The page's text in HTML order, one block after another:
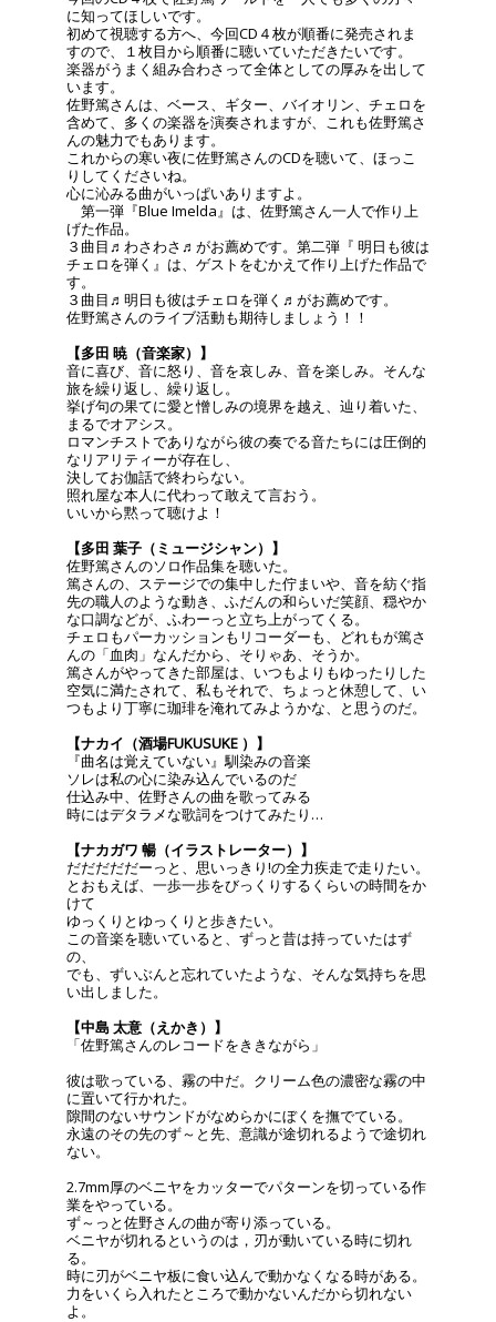
に知ってほしいです。
初めて視聴する方へ、今回CD４枚が順番に発売されま
すので、１枚目から順番に聴いていただきたいです。
楽器がうまく組み合わさって全体としての厚みを出して
います。
佐野篤さんは、ベース、ギター、バイオリン、チェロを
含めて、多くの楽器を演奏されますが、これも佐野篤さ
んの魅力でもあります。
これからの寒い夜に佐野篤さんのCDを聴いて、ほっこ
りしてくださいね。
心に沁みる曲がいっぱいありますよ。
第一弾『Blue Imelda』は、佐野篤さん一人で作り上
げた作品。
３曲目♬わさわさ♬がお薦めです。第二弾『 明日も彼は
チェロを弾く』は、ゲストをむかえて作り上げた作品で
す。
３曲目♬明日も彼はチェロを弾く♬がお薦めです。
佐野篤さんのライブ活動も期待しましょう！！
【多田 暁（音楽家）】
音に喜び、音に怒り、音を哀しみ、音を楽しみ。そんな
旅を繰り返し、繰り返し。
挙げ句の果てに愛と憎しみの境界を越え、辿り着いた、
まるでオアシス。
ロマンチストでありながら彼の奏でる音たちには圧倒的
なリアリティーが存在し、
決してお伽話で終わらない。
照れ屋な本人に代わって敢えて言おう。
いいから黙って聴けよ！
【多田 葉子（ミュージシャン）】
佐野篤さんのソロ作品集を聴いた。
篤さんの、ステージでの集中した佇まいや、音を紡ぐ指
先の職人のような動き、ふだんの和らいだ笑顔、穏やか
な口調などが、ふわーっと立ち上がってくる。
チェロもパーカッションもリコーダーも、どれもが篤さ
んの「血肉」なんだから、そりゃあ、そうか。
篤さんがやってきた部屋は、いつもよりもゆったりした
空気に満たされて、私もそれで、ちょっと休憩して、い
つもより丁寧に珈琲を淹れてみようかな、と思うのだ。
【ナカイ（酒場FUKUSUKE ）】
『曲名は覚えていない』馴染みの音楽
ソレは私の心に染み込んでいるのだ
仕込み中、佐野さんの曲を歌ってみる
時にはデタラメな歌詞をつけてみたり…
【ナカガワ 暢（イラストレーター）】
だだだだだーっと、思いっきり!の全力疾走で走りたい。
とおもえば、一歩一歩をびっくりするくらいの時間をか
けて
ゆっくりとゆっくりと歩きたい。
この音楽を聴いていると、ずっと昔は持っていたはず
の、
でも、ずいぶんと忘れていたような、そんな気持ちを思
い出しました。
【中島 太意（えかき）】
「佐野篤さんのレコードをききながら」
彼は歌っている、霧の中だ。クリーム色の濃密な霧の中
に置いて行かれた。
隙間のないサウンドがなめらかにぼくを撫でている。
永遠のその先のず～と先、意識が途切れるようで途切れ
ない。
2.7mm厚のベニヤをカッターでパターンを切っている作
業をやっている。
ず～っと佐野さんの曲が寄り添っている。
ベニヤが切れるというのは，刃が動いている時に切れ
る。
時に刃がベニヤ板に食い込んで動かなくなる時がある。
力をいくら入れたところで動かないんだから切れない
よ。